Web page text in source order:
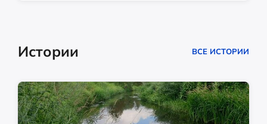
Истории ВСЕ ИСТОРИИ